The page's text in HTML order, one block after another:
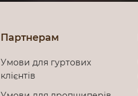
Партнерам
Умови для гуртових
клієнтів